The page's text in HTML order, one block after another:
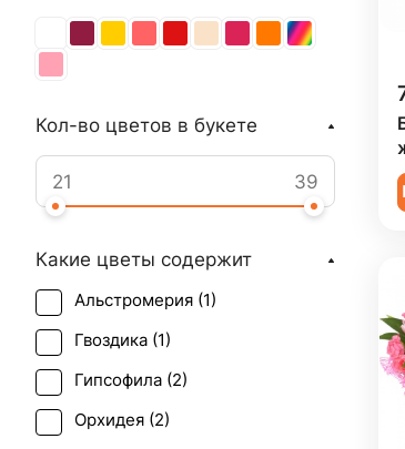
Кол-во цветов в букете
Какие цветы содержит
Альстромерия (1)
Гвоздика (1)
Гипсофила (2)
Орхидея (2)